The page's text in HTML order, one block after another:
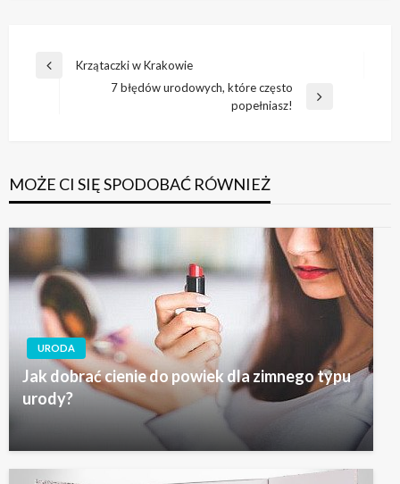
Nawigacja
Poprzedni
Krzątaczki w Krakowie
7 błędów urodowych, które często
popełniasz!
MOŻE CI SIĘ SPODOBAĆ RÓWNIEŻ
URODA
Jak dobrać cienie do powiek dla zimnego typu
urody?